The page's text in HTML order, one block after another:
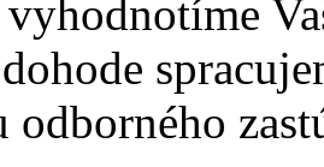
odborného